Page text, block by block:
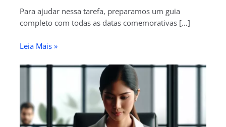
Para ajudar nessa tarefa, preparamos um guia
completo com todas as datas comemorativas […]
Leia Mais »